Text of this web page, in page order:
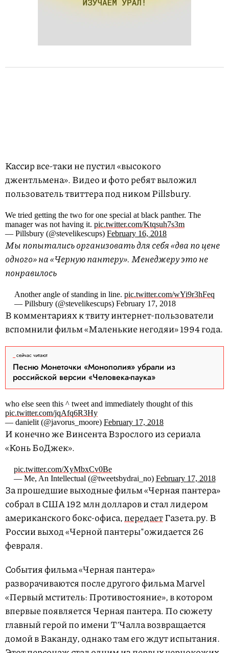
Кассир все-таки не пустил «высокого
джентльмена». Видео и фото ребят выложил
пользователь твиттера под ником Pillsbury.
We tried getting the two for one special at black panther. The
manager was not having it. pic.twitter.com/Ktqsuh7s3m
— Pillsbury (@stevelikescups) February 16, 2018
Мы попытались организовать для себя «два по цене
одного» на «Черную пантеру». Менеджеру это не
понравилось
Another angle of standing in line. pic.twitter.com/wYi9r3hFeq
— Pillsbury (@stevelikescups) February 17, 2018
В комментариях к твиту интернет-пользователи
вспомнили фильм «Маленькие негодяи» 1994 года.
сейчас читают
Песню Монеточки «Монополия» убрали из
российской версии «Человека-паука»
who else seen this ^ tweet and immediately thought of this
pic.twitter.com/jqAfq6R3Hy
— danielit (@javorus_moore) February 17, 2018
И конечно же Винсента Взрослого из сериала
«Конь БоДжек».
pic.twitter.com/XyMbxCv0Be
— Me, An Intellectual (@tweetsbydrai_no) February 17, 2018
За прошедшие выходные фильм «Черная пантера»
собрал в США 192 млн долларов и стал лидером
американского бокс-офиса,передаетГазета.ру. В
России выход «Черной пантеры"ожидается 26
февраля.
События фильма «Черная пантера»
разворачиваются после другого фильма Marvel
«Первый мститель: Противостояние», в котором
впервые появляется Черная пантера. По сюжету
главный герой по имени Т’Чалла возвращается
домой в Ваканду, однако там его ждут испытания.